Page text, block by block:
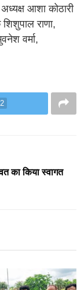
आशा कोठारी
राणा,
वर्मा,
का किया स्वागत